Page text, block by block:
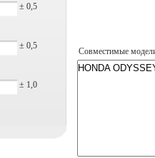
± 0,5
± 0,5
± 1,0
Совместимые